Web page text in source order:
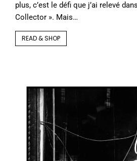
plus, c’est le défi que j’ai relevé
Collector ». Mais…
READ & SHOP